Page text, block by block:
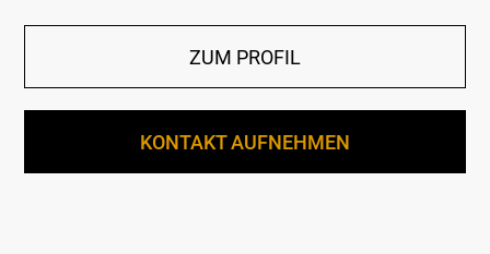
ZUM PROFIL
KONTAKT AUFNEHMEN